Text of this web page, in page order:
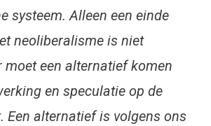
systeem. Alleen een einde
neoliberalisme is niet
moet een alternatief komen
en speculatie op de
Een alternatief is volgens ons